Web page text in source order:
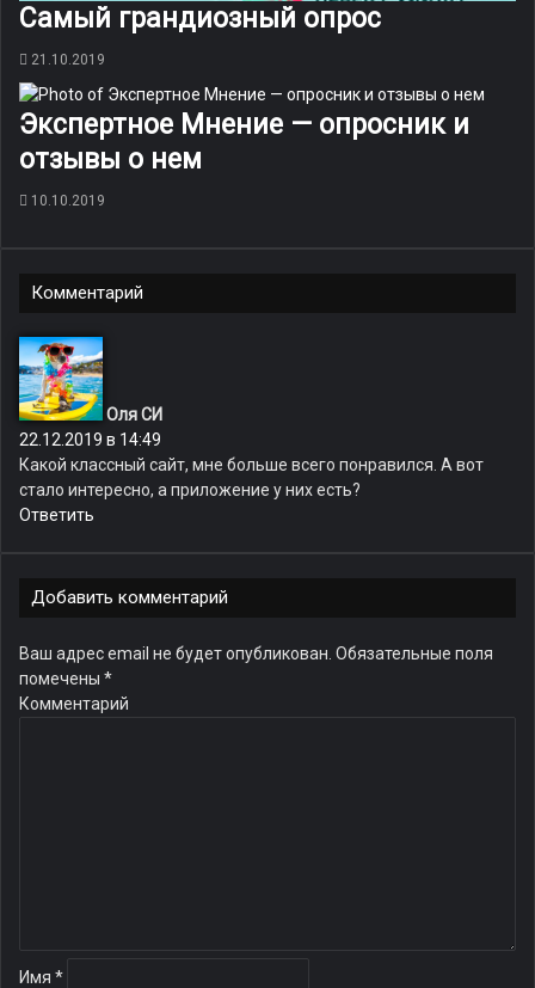
Самый грандиозный опрос
21.10.2019
Экспертное Мнение — опросник и
отзывы о нем
10.10.2019
Комментарий
Оля СИ
22.12.2019 в 14:49
Какой классный сайт, мне больше всего понравился. А вот
стало интересно, а приложение у них есть?
Ответить
Добавить комментарий
Ваш адрес email не будет опубликован. Обязательные поля
помечены *
Комментарий
Имя *